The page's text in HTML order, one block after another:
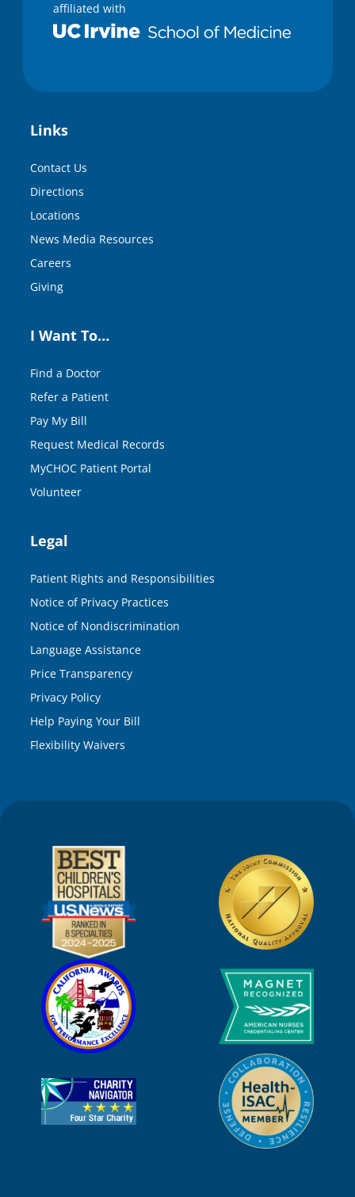
affiliated with
Links
Contact Us
Directions
Locations
News Media Resources
Careers
Giving
I Want To…
Find a Doctor
Refer a Patient
Pay My Bill
Request Medical Records
MyCHOC Patient Portal
Volunteer
Legal
Patient Rights and Responsibilities
Notice of Privacy Practices
Notice of Nondiscrimination
Language Assistance
Price Transparency
Privacy Policy
Help Paying Your Bill
Flexibility Waivers